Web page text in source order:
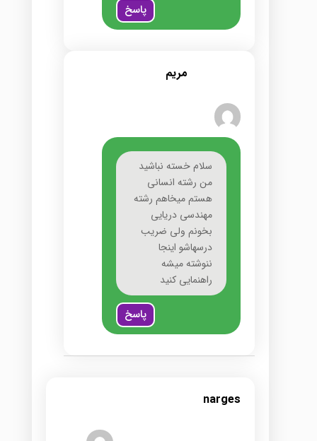
پاسخ
مریم
سلام خسته نباشید
من رشته انسانی
هستم میخاهم رشته
مهندسی دریایی
بخونم ولی ضریب
درسهاشو اینجا
ننوشته میشه
راهنمایی کنید
پاسخ
narges